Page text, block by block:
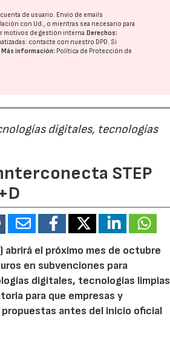
de usuario. Envío de emails
con Ud., o mientras sea necesario para
motivos de gestión interna. Derechos:
contacte con nuestro DPD. Si
Más información: Política de Protección de
digitales, tecnologías
STEP
) abrirá el próximo mes de octubre
en subvenciones para
digitales, tecnologías limpias
para que empresas y
antes del inicio oficial